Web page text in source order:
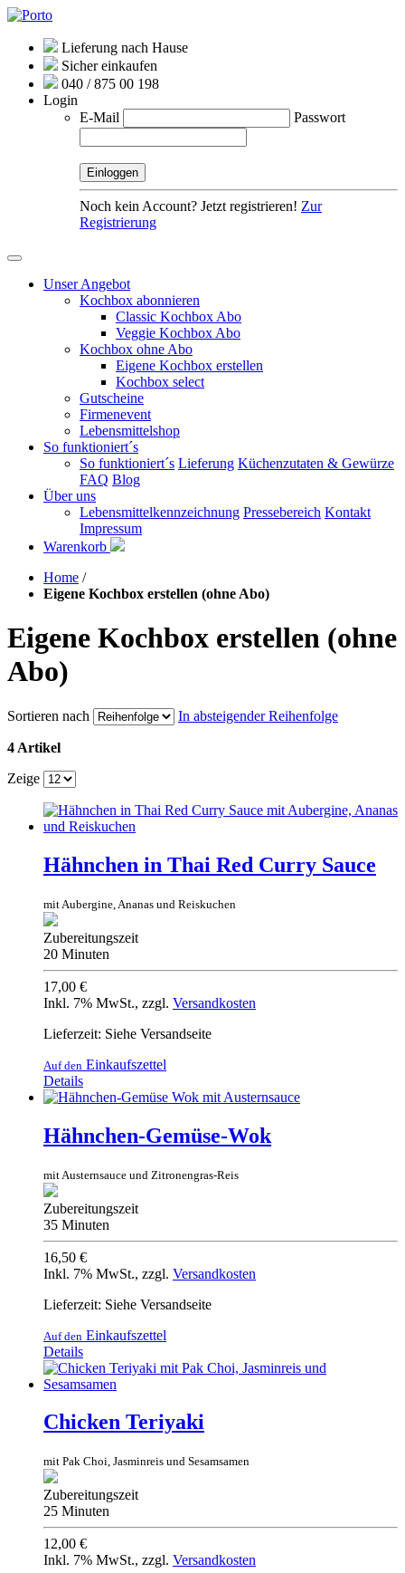
Lieferung nach Hause
Sicher einkaufen
040 / 875 00 198
Login
E-Mail
Passwort
Noch kein Account? Jetzt registrieren! Zur
Registrierung
Unser Angebot
Kochbox abonnieren
Classic Kochbox Abo
Veggie Kochbox Abo
Kochbox ohne Abo
Eigene Kochbox erstellen
Kochbox select
Gutscheine
Firmenevent
Lebensmittelshop
So funktioniert´s
So funktioniert´s Lieferung Küchenzutaten & Gewürze
FAQ Blog
Über uns
Lebensmittelkennzeichnung Pressebereich Kontakt
Impressum
Warenkorb
Home /
Eigene Kochbox erstellen (ohne Abo)
Eigene Kochbox erstellen (ohne
Abo)
Sortieren nach In absteigender Reihenfolge
4 Artikel
Zeige
Hähnchen in Thai Red Curry Sauce
mit Aubergine, Ananas und Reiskuchen
Zubereitungszeit
20 Minuten
17,00 €
Inkl. 7% MwSt., zzgl. Versandkosten
Lieferzeit: Siehe Versandseite
Auf den Einkaufszettel
Details
Hähnchen-Gemüse-Wok
mit Austernsauce und Zitronengras-Reis
Zubereitungszeit
35 Minuten
16,50 €
Inkl. 7% MwSt., zzgl. Versandkosten
Lieferzeit: Siehe Versandseite
Auf den Einkaufszettel
Details
Chicken Teriyaki
mit Pak Choi, Jasminreis und Sesamsamen
Zubereitungszeit
25 Minuten
12,00 €
Inkl. 7% MwSt., zzgl. Versandkosten